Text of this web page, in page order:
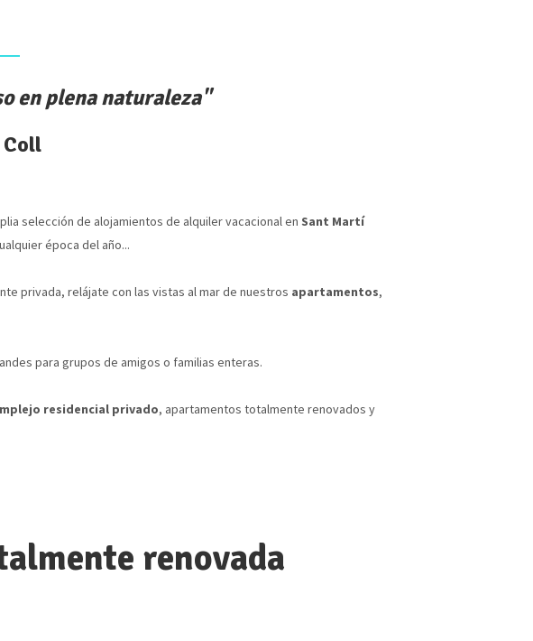
en plena naturaleza"
selección de alojamientos de alquiler vacacional en Sant Martí
época del año...
privada, relájate con las vistas al mar de nuestros apartamentos,
para grupos de amigos o familias enteras.
residencial privado, apartamentos totalmente renovados y
renovada